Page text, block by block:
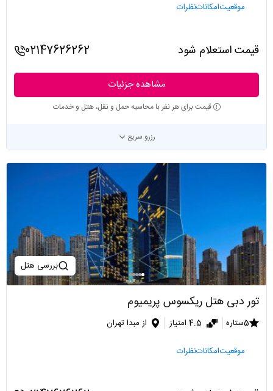
موقعیتامکاناتنظرات
قیمت استعلام شود 02147626262
مشاهده جزئیات
قیمت برای هر نفر با محاسبه حمل و نقل، هتل و خدمات
رزرو سریع
بررسی هتل
تور دبی هتل ریکسوس پریمیوم
5ستاره 4.5 امتیاز از مبدا تهران
موقعیتامکاناتنظرات